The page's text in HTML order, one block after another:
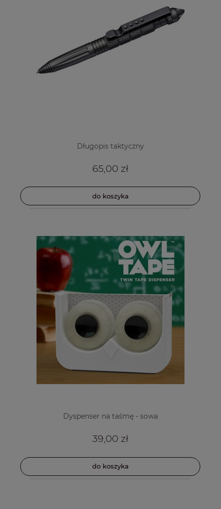
Długopis taktyczny
65,00 zł
do koszyka
Dyspenser na taśmę - sowa
39,00 zł
do koszyka